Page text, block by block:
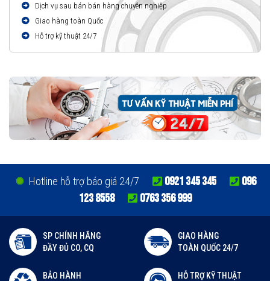
Dịch vụ sau bán bán hàng chuyên nghiệp
Giao hàng toàn Quốc
Hỗ trợ kỹ thuật 24/7
Hotline hỗ trợ báo giá 24/7 0921 345 345
096
123 8558
0763 356 999
SP CHÍNH HÃNG
ĐẦY ĐỦ CO, CQ
GIAO HÀNG
TOÀN QUỐC 24/7
BẢO HÀNH
HỖ TRỢ KỸ THUẬT